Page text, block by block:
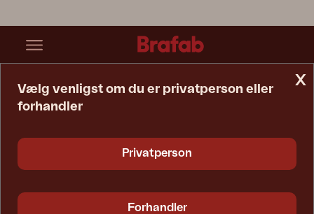
x
Vælg venligst om du er privatperson eller
forhandler
Privatperson
Forhandler